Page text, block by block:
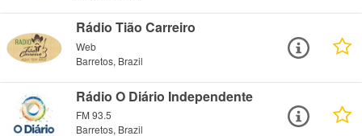
Rádio Tião Carreiro
Web
Barretos, Brazil
Rádio O Diário Independente
FM 93.5
Barretos, Brazil